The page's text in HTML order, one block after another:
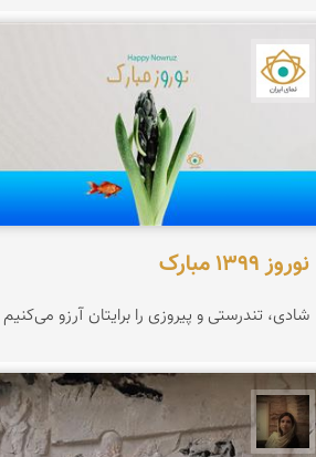
نوروز 1399 مبارک
شادی، تندرستی و پیروزی را برایتان آرزو می‌کنیم
پروین هاوش